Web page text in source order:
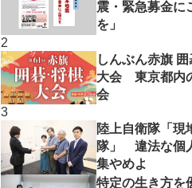
震・緊急募金に
を」
しんぶん赤旗
大会 東京都内
会
陸上自衛隊「現
隊」 違法な個
集やめよ
特定の生き方を